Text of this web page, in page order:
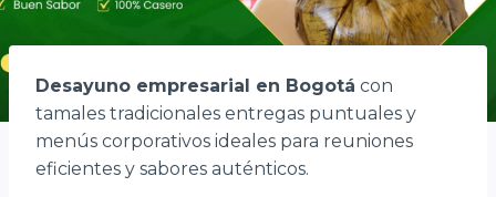
Desayuno empresarial en Bogotá con
tamales tradicionales entregas puntuales y
menús corporativos ideales para reuniones
eficientes y sabores auténticos.